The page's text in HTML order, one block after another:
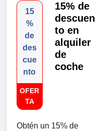
15
%
de
des
cue
nto
OFER
TA
15% de
descuen
to en
alquiler
de
coche
Obtén un 15% de